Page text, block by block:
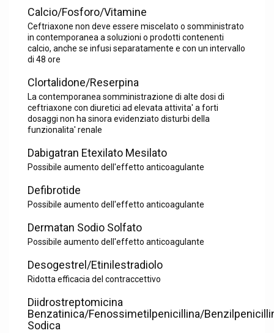
Calcio/Fosforo/Vitamine
Ceftriaxone non deve essere miscelato o somministrato
in contemporanea a soluzioni o prodotti contenenti
calcio, anche se infusi separatamente e con un intervallo
di 48 ore
Clortalidone/Reserpina
La contemporanea somministrazione di alte dosi di
ceftriaxone con diuretici ad elevata attivita' a forti
dosaggi non ha sinora evidenziato disturbi della
funzionalita' renale
Dabigatran Etexilato Mesilato
Possibile aumento dell'effetto anticoagulante
Defibrotide
Possibile aumento dell'effetto anticoagulante
Dermatan Sodio Solfato
Possibile aumento dell'effetto anticoagulante
Desogestrel/Etinilestradiolo
Ridotta efficacia del contraccettivo
Diidrostreptomicina
Benzatinica/Fenossimetilpenicillina/
Sodica